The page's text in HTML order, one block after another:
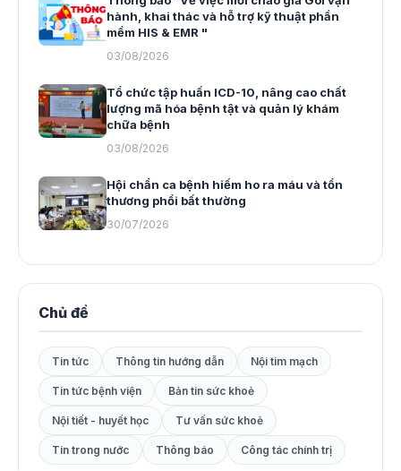
hành, khai thác và hỗ trợ kỹ thuật phần
mềm HIS & EMR "
03/08/2026
Tổ chức tập huấn ICD-10, nâng cao chất
lượng mã hóa bệnh tật và quản lý khám
chữa bệnh
03/08/2026
Hội chẩn ca bệnh hiếm ho ra máu và tổn
thương phổi bất thường
30/07/2026
Chủ đề
Tin tức Thông tin hướng dẫn Nội tim mạch
Tin tức bệnh viện Bản tin sức khoẻ
Nội tiết - huyết học Tư vấn sức khoẻ
Tin trong nước Thông báo Công tác chính trị